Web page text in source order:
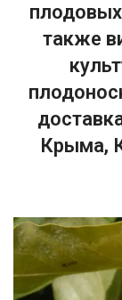
также
Крыма,